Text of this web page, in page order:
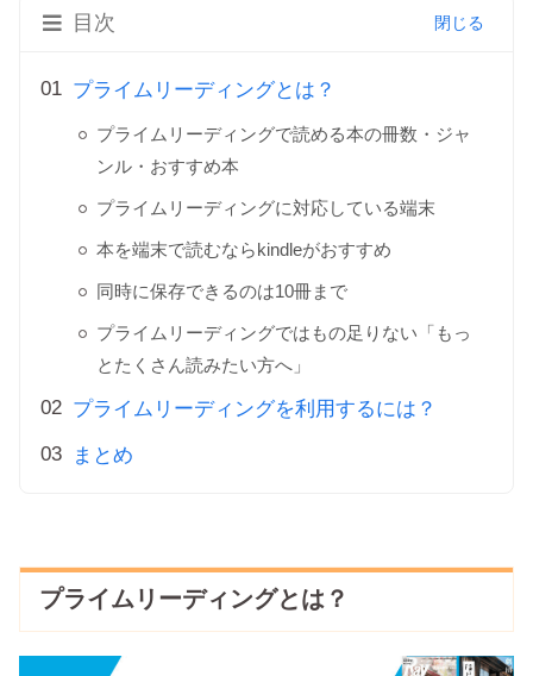
目次
プライムリーディングとは？
プライムリーディングで読める本の冊数・ジャ
ンル・おすすめ本
プライムリーディングに対応している端末
本を端末で読むならkindleがおすすめ
同時に保存できるのは10冊まで
プライムリーディングではもの足りない「もっ
とたくさん読みたい方へ」
プライムリーディングを利用するには？
まとめ
プライムリーディングとは？